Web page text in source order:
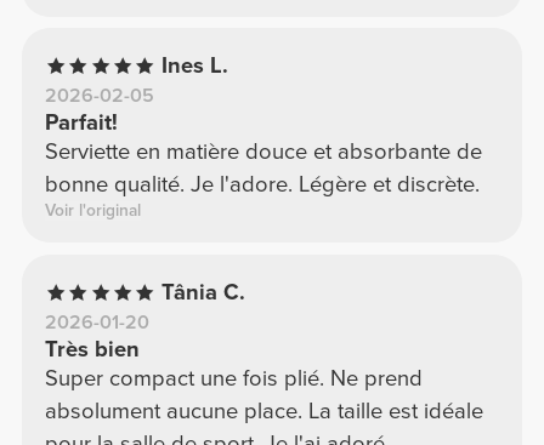
Ines L.
2026-02-05
Parfait!
Serviette en matière douce et absorbante de
bonne qualité. Je l'adore. Légère et discrète.
Voir l'original
Tânia C.
2026-01-20
Très bien
Super compact une fois plié. Ne prend
absolument aucune place. La taille est idéale